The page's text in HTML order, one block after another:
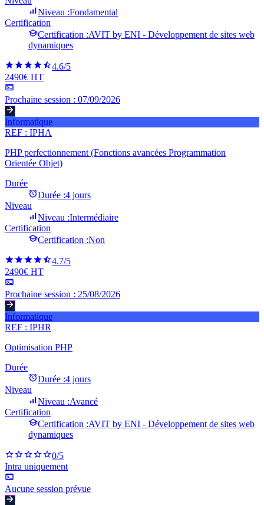
Niveau :Fondamental
Certification
Certification :AVIT by ENI - Développement de sites web
dynamiques
4.6/5
2490€ HT
Prochaine session : 07/09/2026
Informatique
REF : IPHA
PHP perfectionnement (Fonctions avancées Programmation
Orientée Objet)
Durée
Durée :4 jours
Niveau
Niveau :Intermédiaire
Certification
Certification :Non
4.7/5
2490€ HT
Prochaine session : 25/08/2026
Informatique
REF : IPHR
Optimisation PHP
Durée
Durée :4 jours
Niveau
Niveau :Avancé
Certification
Certification :AVIT by ENI - Développement de sites web
dynamiques
0/5
Intra uniquement
Aucune session prévue